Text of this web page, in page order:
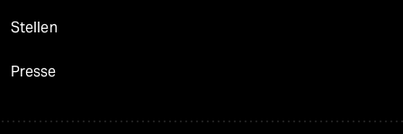
Stellen
Presse